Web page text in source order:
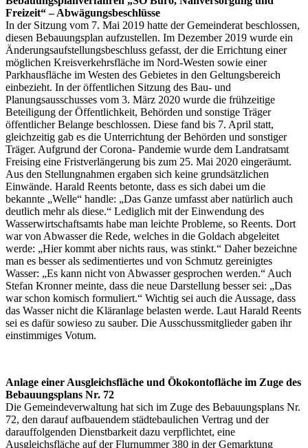
Freizeit“ – Abwägungsbeschlüsse
In der Sitzung vom 7. Mai 2019 hatte der Gemeinderat beschlossen,
diesen Bebauungsplan aufzustellen. Im Dezember 2019 wurde ein
Änderungsaufstellungsbeschluss gefasst, der die Errichtung einer
möglichen Kreisverkehrsfläche im Nord-Westen sowie einer
Parkhausfläche im Westen des Gebietes in den Geltungsbereich
einbezieht. In der öffentlichen Sitzung des Bau- und
Planungsausschusses vom 3. März 2020 wurde die frühzeitige
Beteiligung der Öffentlichkeit, Behörden und sonstige Träger
öffentlicher Belange beschlossen. Diese fand bis 7. April statt,
gleichzeitig gab es die Unterrichtung der Behörden und sonstiger
Träger. Aufgrund der Corona- Pandemie wurde dem Landratsamt
Freising eine Fristverlängerung bis zum 25. Mai 2020 eingeräumt.
Aus den Stellungnahmen ergaben sich keine grundsätzlichen
Einwände. Harald Reents betonte, dass es sich dabei um die
bekannte „Welle“ handle: „Das Ganze umfasst aber natürlich auch
deutlich mehr als diese.“ Lediglich mit der Einwendung des
Wasserwirtschaftsamts habe man leichte Probleme, so Reents. Dort
war von Abwasser die Rede, welches in die Goldach abgeleitet
werde: „Hier kommt aber nichts raus, was stinkt.“ Daher bezeichne
man es besser als sedimentiertes und von Schmutz gereinigtes
Wasser: „Es kann nicht von Abwasser gesprochen werden.“ Auch
Stefan Kronner meinte, dass die neue Darstellung besser sei: „Das
war schon komisch formuliert.“ Wichtig sei auch die Aussage, dass
das Wasser nicht die Kläranlage belasten werde. Laut Harald Reents
sei es dafür sowieso zu sauber. Die Ausschussmitglieder gaben ihr
einstimmiges Votum.
Anlage einer Ausgleichsfläche und Ökokontofläche im Zuge des
Bebauungsplans Nr. 72
Die Gemeindeverwaltung hat sich im Zuge des Bebauungsplans Nr.
72, den darauf aufbauendem städtebaulichen Vertrag und der
darauffolgenden Dienstbarkeit dazu verpflichtet, eine
Ausgleichsfläche auf der Flurnummer 380 in der Gemarktung